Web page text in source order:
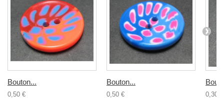
Bouton...
0,50 €
Bouton...
0,50 € 0,30 €